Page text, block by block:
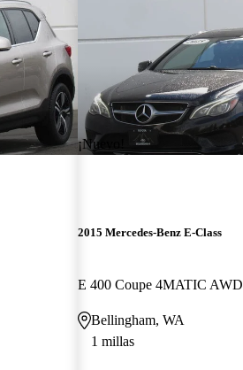
¡Nuevo!
2015 Mercedes-Benz E-Class
E 400 Coupe 4MATIC AWD
Bellingham, WA
1 millas